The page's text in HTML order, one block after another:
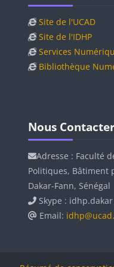
Site de l'UCAD
Site de l'IDHP
Services
Bibliothèque
Blocs
Nous
Adresse : Faculté
Politiques, Bâtiment
Dakar-Fann, Sénégal
Skype : idhp.dakar
Email: